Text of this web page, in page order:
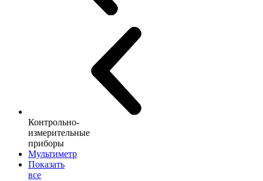
Контрольно-
измерительные
приборы
Мультиметр
Показать
все